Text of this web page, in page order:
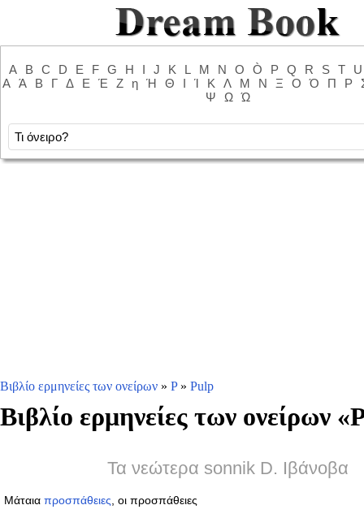
A B C D E F G H I J K L M N O Ò P Q R S T
U
Α Ά Β Γ Δ Ε Έ Ζ η Ή Θ Ι Ί Κ Λ Μ Ν Ξ Ο Ό Π Ρ
Ψ
Ω Ώ
Βιβλίο ερμηνείες των ονείρων » P» Pulp
Βιβλίο ερμηνείες των ονείρων «
Τα νεώτερα sonnik D. Ιβάνοβα
Μάταια προσπάθειες , οι προσπάθειες